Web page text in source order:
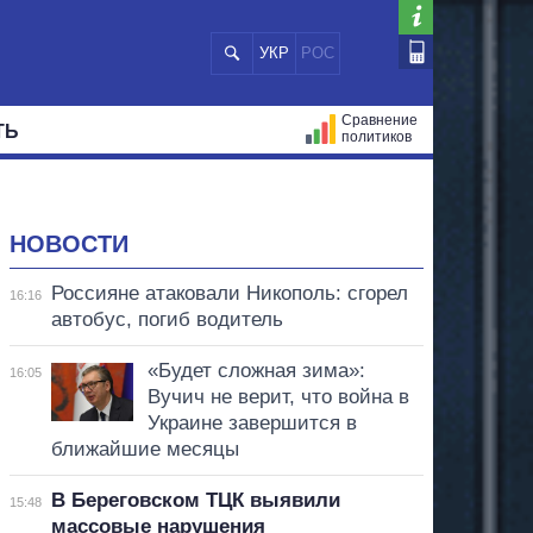
УКР РОС
Сравнение
политиков
НОВОСТИ
16:16
Россияне атаковали Никополь: сгорел
автобус, погиб водитель
16:05
«Будет сложная зима»:
Вучич не верит, что война в
Украине завершится в
ближайшие месяцы
15:48
В Береговском ТЦК выявили
массовые нарушения